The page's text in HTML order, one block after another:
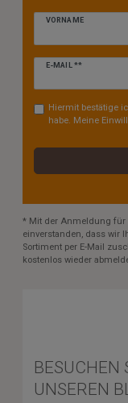
VORNAME
E-MAIL **
Newsletter
Hiermit bestätige
habe. Meine
* Mit der Anmeldung für
einverstanden, dass wir
Sortiment per E-Mail
kostenlos wieder
BESUCHEN
UNSEREN